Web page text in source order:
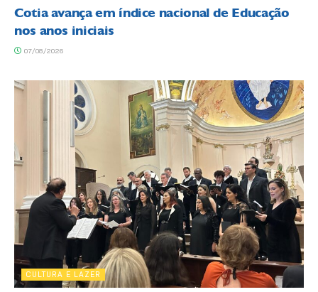
Cotia avança em índice nacional de Educação
nos anos iniciais
07/08/2026
CULTURA E LAZER